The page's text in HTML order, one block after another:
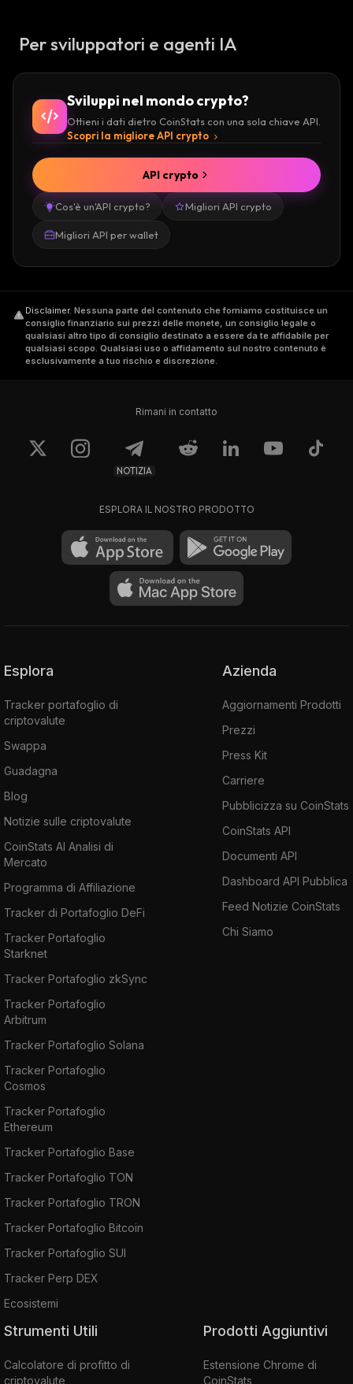
Per sviluppatori e agenti IA
Sviluppi nel mondo crypto?
Ottieni i dati dietro CoinStats con una sola chiave API.
Scopri la migliore API crypto
Cos'è un'API crypto? Migliori API crypto
Migliori API per wallet
API crypto
Disclaimer. Nessuna parte del contenuto che forniamo costituisce un
consiglio finanziario sui prezzi delle monete, un consiglio legale o
qualsiasi altro tipo di consiglio destinato a essere da te affidabile per
qualsiasi scopo. Qualsiasi uso o affidamento sul nostro contenuto è
esclusivamente a tuo rischio e discrezione.
Rimani in contatto
NOTIZIA
ESPLORA IL NOSTRO PRODOTTO
Esplora
Tracker portafoglio di
criptovalute
Swappa
Guadagna
Blog
Notizie sulle criptovalute
CoinStats AI Analisi di
Mercato
Programma di Affiliazione
Tracker di Portafoglio DeFi
Tracker Portafoglio
Starknet
Tracker Portafoglio zkSync
Tracker Portafoglio
Arbitrum
Tracker Portafoglio Solana
Tracker Portafoglio
Cosmos
Tracker Portafoglio
Ethereum
Tracker Portafoglio Base
Tracker Portafoglio TON
Tracker Portafoglio TRON
Tracker Portafoglio Bitcoin
Tracker Portafoglio SUI
Tracker Perp DEX
Ecosistemi
Azienda
Aggiornamenti Prodotti
Prezzi
Press Kit
Carriere
Pubblicizza su CoinStats
CoinStats API
Documenti API
Dashboard API Pubblica
Feed Notizie CoinStats
Chi Siamo
Strumenti Utili
Calcolatore di profitto di
criptovalute
Prodotti Aggiuntivi
Estensione Chrome di
CoinStats